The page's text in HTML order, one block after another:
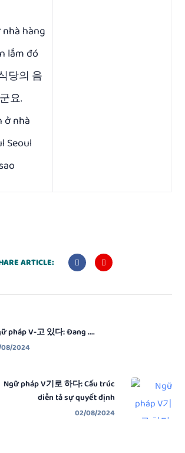
hàng
lắm đó
당의 음
요.
ở nhà
Seoul
ARTICLE:
pháp V-고 있다: Đang ....
08/2024
Ngữ pháp V기로 하다: Cấu trúc
diễn tả sự quyết định
02/08/2024